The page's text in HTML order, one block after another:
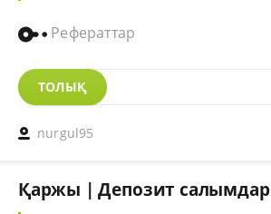
Рефераттар
ТОЛЫҚ
nurgul95
Қаржы | Депозит салымдар